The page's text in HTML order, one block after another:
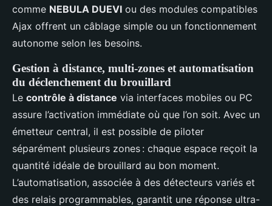
comme NEBULA DUEVI ou des modules compatibles
Ajax offrent un câblage simple ou un fonctionnement
autonome selon les besoins.
Gestion à distance, multi-zones et automatisation
du déclenchement du brouillard
Le contrôle à distance via interfaces mobiles ou PC
assure l’activation immédiate où que l’on soit. Avec un
émetteur central, il est possible de piloter
séparément plusieurs zones : chaque espace reçoit la
quantité idéale de brouillard au bon moment.
L’automatisation, associée à des détecteurs variés et
des relais programmables, garantit une réponse ultra-